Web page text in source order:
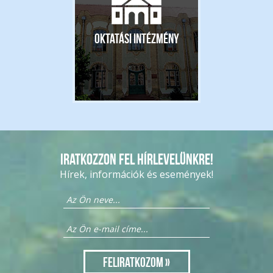
Oktatási intézmény
Iratkozzon fel hírlevelünkre!
Hírek, információk és események!